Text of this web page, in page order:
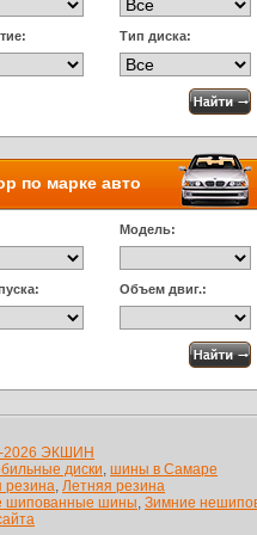
Тип диска:
по марке авто
Модель:
Объем двиг.:
2026 ЭКШИН
диски, шины в Самаре
резина, Летняя резина
шипованные шины, Зимние